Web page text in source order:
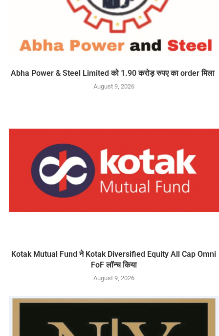
Abha Power & Steel Limited को 1.90 करोड़ रुपए का order मिला
August 9, 2026
Kotak Mutual Fund ने Kotak Diversified Equity All Cap Omni
FoF लॉन्च किया
August 9, 2026